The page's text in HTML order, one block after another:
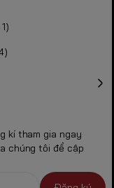
kí tham gia ngay
chúng tôi để cập